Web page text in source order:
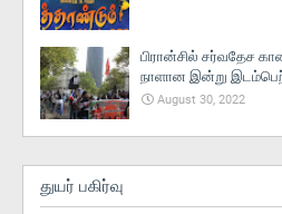
பிரான்சில் சர்வதேச
நாளான இன்று
August 30, 2022
துயர் பகிர்வு